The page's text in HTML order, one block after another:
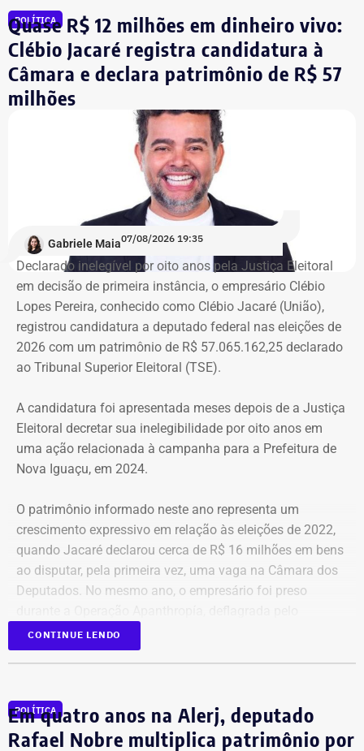
comentou.
Integrante de movimento afirma que
ocupação aconteceu após quatro
Integrante do Movimento de Luta nos Bairros, Vilas e
Favelas (MLB), dona Enita afirmou que o grupo de
ocupantes chegou ao atual prédio depois de sofrer quatro
“Nós já sofremos quatro despejos. O objetivo da
ocupação é justamente dar ao imóvel uma função social
que atenda as necessidades básicas das famílias. Desde
que eu entrei no MLB nunca faltou comida. Só o que falta
mesmo é um teto, um lar para morar. Queremos fazer
valer um direito constitucional que nunca foi cumprido”
A Central de Movimentos Populares do Rio de Janeiro
(CMPRJ) emitiu nota de apoio e solidariedade e lembrou
que as famílias lutam há anos pelo direito à moradia com
organização e resistência.
“Sabemos que a moradia é a base de tudo. Quando um
movimento ocupa um imóvel abandonado ou
subutilizado, mais do que dar um teto, o que já é
fundamental, ele devolve esperança e perspectiva de vida
para centenas de pessoas, sobretudo para as crianças”,
Moradores da Rua Santa Alexandrina
O portal TEMPO REAL RJ conversou com dois moradores
POLÍTICA
Quase R$ 12 milhões em dinheiro vivo:
Clébio Jacaré registra candidatura à
Câmara e declara patrimônio de R$ 57
milhões
Gabriele Maia07/08/2026 19:35
Declarado inelegível por oito anos pela Justiça Eleitoral
em decisão de primeira instância, o empresário Clébio
Lopes Pereira, conhecido como Clébio Jacaré (União),
registrou candidatura a deputado federal nas eleições de
2026 com um patrimônio de R$ 57.065.162,25 declarado
ao Tribunal Superior Eleitoral (TSE).
A candidatura foi apresentada meses depois de a Justiça
Eleitoral decretar sua inelegibilidade por oito anos em
uma ação relacionada à campanha para a Prefeitura de
Nova Iguaçu, em 2024.
O patrimônio informado neste ano representa um
crescimento expressivo em relação às eleições de 2022,
quando Jacaré declarou cerca de R$ 16 milhões em bens
ao disputar, pela primeira vez, uma vaga na Câmara dos
Deputados. No mesmo ano, o empresário foi preso
Ministério Público do Rio de Janeiro (MPRJ), que
investigou um esquema de corrupção na Prefeitura de
Clébio Jacaré declara ter R$ 11,95
CONTINUE LENDO
POLÍTICA
Em quatro anos na Alerj, deputado
Rafael Nobre multiplica patrimônio por